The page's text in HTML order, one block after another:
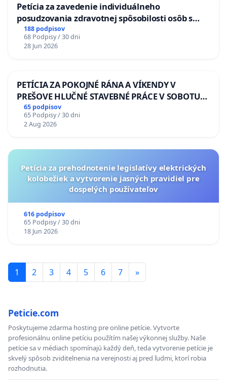
Petícia za zavedenie individuálneho
posudzovania zdravotnej spôsobilosti osôb s
diabetom 1. a 2. typu pri prijímaní do
Policajného zboru SR
188 podpisov
68 Podpisy / 30 dni
28 Jun 2026
PETÍCIA ZA POKOJNÉ RÁNA A VÍKENDY V
PREŠOVE HLUČNÉ STAVEBNÉ PRÁCE V SOBOTU
LEN OD 9.00 DO 13.00 HOD., CEZ PRACOVNÝ
TÝŽDEŇ CIEĽ 8.00 – 18.00 HOD. A PRAVIDELNÁ
KONTROLA STAVBY C-AREA NA
65 podpisov
65 Podpisy / 30 dni
2 Aug 2026
Petícia za prehodnotenie legislatívy elektrických
kolobežiek a vytvorenie jasných pravidiel pre
dospelých používateľov
616 podpisov
65 Podpisy / 30 dni
18 Jun 2026
1 2 3 4 5 6 7 »
Peticie.com
Poskytujeme zdarma hosting pre online petície. Vytvorte
profesionálnu online petíciu použítím našej výkonnej služby. Naše
petície sa v médiach spomínajú každý deň, teda vytvorenie petície je
skvelý spôsob zviditelnenia na verejnosti aj pred ľudmi, ktorí robia
rozhodnutia.